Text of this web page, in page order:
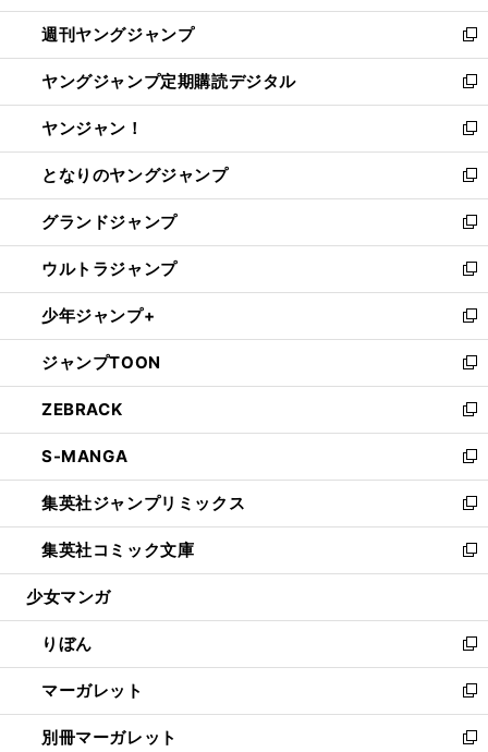
開
く
ウ
で
開
く
ン
ド
ウ
で
開
く
ウ
ィ
ン
ド
ウ
で
開
く
週刊ヤングジャンプ
新
し
い
ウ
ィ
ン
ド
ウ
で
開
く
ヤングジャンプ定期購読デジタル
新
し
い
ウ
ィ
ン
ド
ウ
で
開
く
ヤンジャン！
新
し
い
ウ
ィ
ン
ド
ウ
で
開
く
となりのヤングジャンプ
新
し
い
ウ
ィ
ン
ド
ウ
で
開
く
グランドジャンプ
新
し
い
ウ
ィ
ン
ド
ウ
で
開
く
ウルトラジャンプ
新
し
い
ウ
ィ
ン
ド
ウ
で
開
く
少年ジャンプ+
新
し
い
ウ
ィ
ン
ド
ウ
で
開
く
ジャンプTOON
新
し
い
ウ
ィ
ン
ド
ウ
で
開
ZEBRACK
新
し
い
ウ
ィ
ン
ド
ウ
開
く
S-MANGA
新
し
い
ウ
ィ
ン
ウ
で
開
く
集英社ジャンプリミックス
新
し
い
ウ
ン
ド
ウ
で
開
く
集英社コミック文庫
新
し
ウ
ィ
ン
ド
ウ
で
少女マンガ
りぼん
新
し
い
ウ
ィ
マーガレット
新
し
い
別冊マーガレット 新